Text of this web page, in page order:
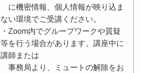
に機密情報、個人情報が映り込ま
ない環境でご受講ください。
・Zoom内でグループワークや質疑
等を行う場合があります。講座中に
講師または
事務局より、ミュートの解除をお